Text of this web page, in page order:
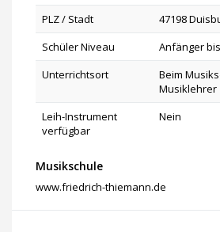
PLZ / Stadt
47198
Schüler Niveau
Anfänger
Unterrichtsort
Beim
Musiklehrer
Leih-Instrument
verfügbar
Nein
Musikschule
www.friedrich-thiemann.de